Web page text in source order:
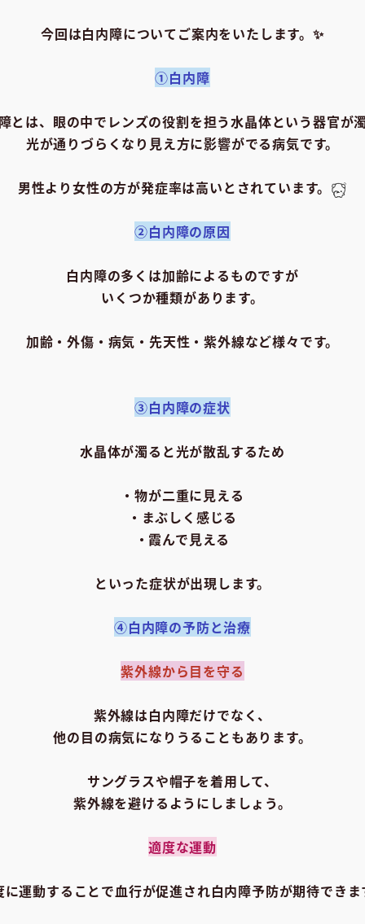
今回は白内障についてご案内をいたします。✨
①白内障
とは、眼の中でレンズの役割を担う水晶体という器官が
光が通りづらくなり見え方に影響がでる病気です。
男性より女性の方が発症率は高いとされています。
②白内障の原因
白内障の多くは加齢によるものですが
いくつか種類があります。
加齢・外傷・病気・先天性・紫外線など様々です。
③白内障の症状
水晶体が濁ると光が散乱するため
・物が二重に見える
・まぶしく感じる
・霞んで見える
といった症状が出現します。
④白内障の予防と治療
紫外線から目を守る
紫外線は白内障だけでなく、
他の目の病気になりうることもあります。
サングラスや帽子を着用して、
紫外線を避けるようにしましょう。
適度な運動
に運動することで血行が促進され白内障予防が期待できま